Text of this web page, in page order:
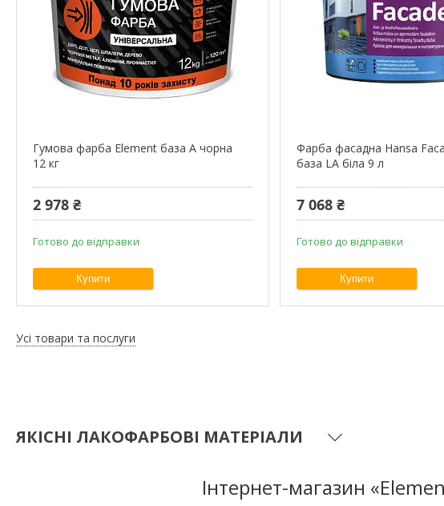
Гумова фарба Element база А чорна
12 кг
2 978 ₴
Готово до відправки
Купити
Фарба фасадна Hansa
база LА біла 9 л
7 068 ₴
Готово до відправки
Купити
Усі товари та послуги
ЯКІСНІ ЛАКОФАРБОВІ МАТЕРІАЛИ
Інтернет-магазин